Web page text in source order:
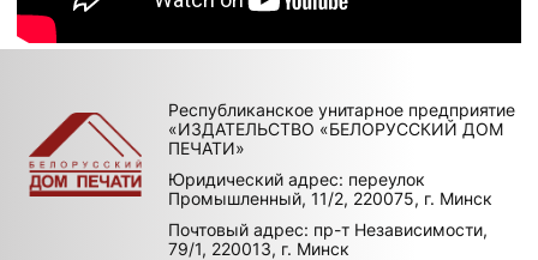
Республиканское унитарное предприятие
«ИЗДАТЕЛЬСТВО «БЕЛОРУССКИЙ ДОМ
ПЕЧАТИ»
Юридический адрес: переулок
Промышленный, 11/2, 220075, г. Минск
Почтовый адрес: пр-т Независимости,
79/1, 220013, г. Минск